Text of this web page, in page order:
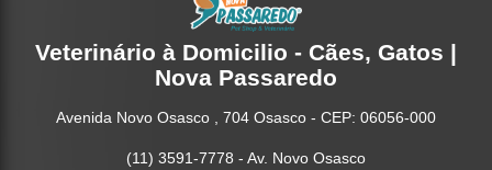
Veterinário à Domicilio - Cães, Gatos |
Nova Passaredo
Avenida Novo Osasco , 704 Osasco - CEP: 06056-000
(11) 3591-7778 - Av. Novo Osasco